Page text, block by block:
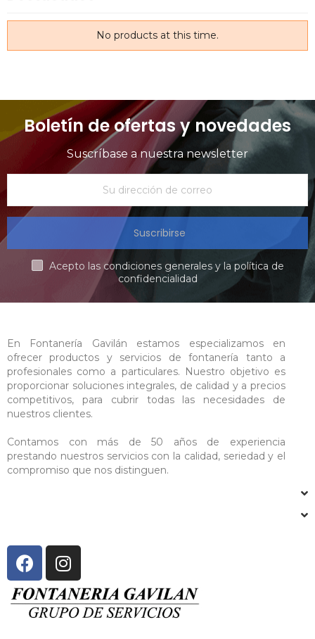
No products at this time.
Boletín de ofertas y novedades
Suscríbase a nuestra newsletter
Suscribirse
Acepto las condiciones generales y la política de
confidencialidad
En Fontanería Gavilán estamos especializamos en
ofrecer productos y servicios de fontanería tanto a
profesionales como a particulares. Nuestro objetivo es
proporcionar soluciones integrales, de calidad y a precios
competitivos, para cubrir todas las necesidades de
nuestros clientes.
Contamos con más de 50 años de experiencia
prestando nuestros servicios con la calidad, seriedad y el
compromiso que nos distinguen.